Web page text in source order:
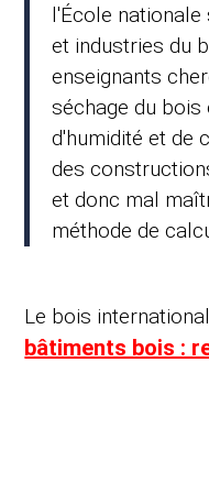
l'École
et industries du
enseignants
séchage du
d'humidité et de
des
et donc mal
méthode de
Le bois
bâtiments bois :